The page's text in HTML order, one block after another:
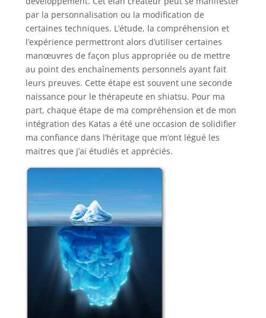
par la personnalisation ou la modification de
certaines techniques. L’étude, la compréhension et
l’expérience permettront alors d’utiliser certaines
manœuvres de façon plus appropriée ou de mettre
au point des enchaînements personnels ayant fait
leurs preuves. Cette étape est souvent une seconde
naissance pour le thérapeute en shiatsu. Pour ma
part, chaque étape de ma compréhension et de mon
intégration des Katas a été une occasion de solidifier
ma confiance dans l’héritage que m’ont légué les
maitres que j’ai étudiés et appréciés.